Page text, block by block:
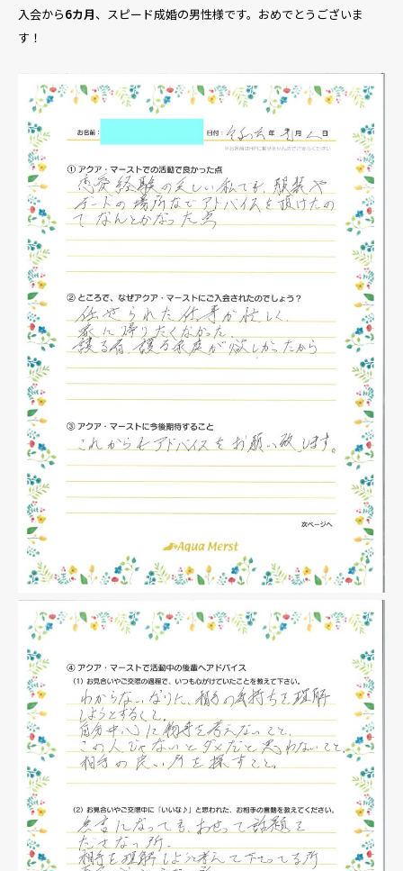
入会から6カ月、スピード成婚の男性様です。おめでとうございま
す！